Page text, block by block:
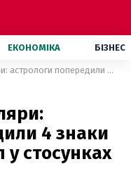
ЕКОНОМІКА БІЗНЕС
Зніміть рожеві окуляри: астрологи попередили 4 знаки про важливий етап у стосунках
4 знаки
стосунках